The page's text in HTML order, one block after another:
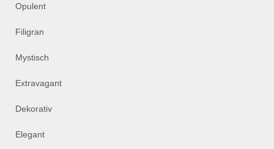
Opulent
Filigran
Mystisch
Extravagant
Dekorativ
Elegant